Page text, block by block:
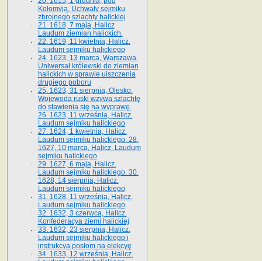
Kołomyją. Uchwały sejmiku
zbrojnego szlachty halickiej
21. 1618, 7 maja, Halicz
Laudum ziemian halickich.
22. 1619, 11 kwietnia, Halicz.
Laudum sejmiku halickiego
24. 1623, 13 marca, Warszawa.
Uniwersał królewski do ziemian
halickich w sprawie uiszczenia
drugiego poboru
25. 1623, 31 sierpnia, Olesko.
Wojewoda ruski wzywa szlachtę
do stawienia się na wyprawę.
26. 1623, 11 września, Halicz.
Laudum sejmiku halickiego
27. 1624, 1 kwietnia, Halicz.
Laudum sejmiku halickiego. 28.
1627, 10 marca, Halicz. Laudum
sejmiku halickiego
29. 1627, 6 maja, Halicz.
Laudum sejmiku halickiego. 30.
1628, 14 sierpnia, Halicz.
Laudum sejmiku halickiego
31. 1628, 11 września, Halicz.
Laudum sejmiku halickiego
32. 1632, 3 czerwca, Halicz.
Konfederacya ziemi halickiej
33. 1632, 23 sierpnia, Halicz.
Laudum sejmiku halickiego i
instrukcya posłom na elekcyę
34. 1633, 12 września, Halicz.